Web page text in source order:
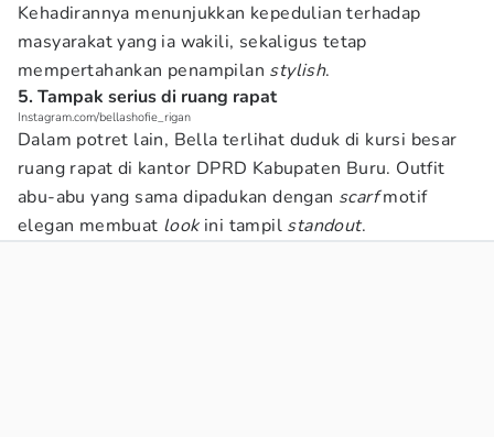
Kehadirannya menunjukkan kepedulian terhadap
masyarakat yang ia wakili, sekaligus tetap
mempertahankan penampilan stylish.
5. Tampak serius di ruang rapat
Instagram.com/bellashofie_rigan
Dalam potret lain, Bella terlihat duduk di kursi besar
ruang rapat di kantor DPRD Kabupaten Buru. Outfit
abu-abu yang sama dipadukan dengan scarfmotif
elegan membuat lookini tampil standout.